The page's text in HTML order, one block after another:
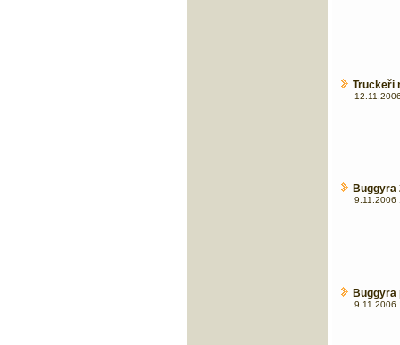
Truckeři
Buggyra
9.11.2006
Buggyra
9.11.2006